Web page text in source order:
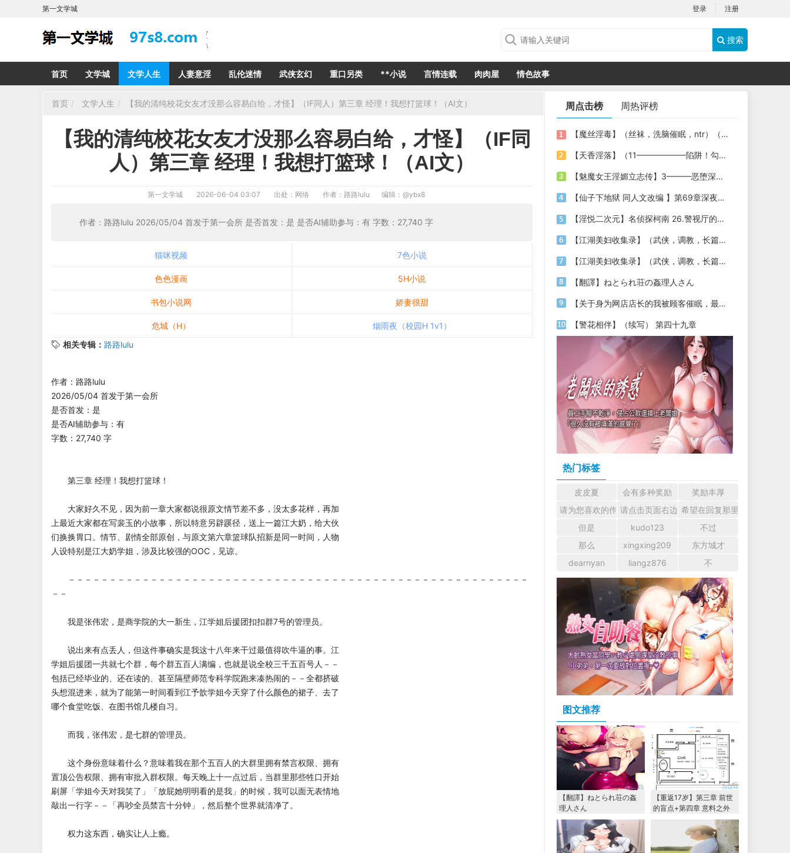
第一文学城 登录 注册
搜索
首页 文学城 文学人生 人妻意淫 乱伦迷情 武侠玄幻 重口另类 **小说 言情连载 肉肉屋 情色故事
首页 文学人生 【我的清纯校花女友才没那么容易白给，才怪】（IF同人）第三章 经理！我想打篮球！（AI文）
【我的清纯校花女友才没那么容易白给，才怪】（IF同
人）第三章 经理！我想打篮球！（AI文）
第一文学城 2026-06-04 03:07 出处：网络 作者：路路lulu 编辑： @ybx8
作者：路路lulu 2026/05/04 首发于第一会所 是否首发：是 是否AI辅助参与：有 字数：27,740 字
猫咪视频 7色小说
色色漫画 5H小说
书包小说网 娇妻很甜
危城（H）
烟雨夜（校园H 1v1）
相关专辑： 路路lulu
作者：路路lulu
2026/05/04 首发于第一会所
是否首发：是
是否AI辅助参与：有
字数：27,740 字
第三章 经理！我想打篮球！
大家好久不见，因为前一章大家都说很原文情节差不多，没太多花样，再加
上最近大家都在写裴玉的小故事，所以特意另辟蹊径，送上一篇江大奶，给大伙
们换换胃口。情节、剧情全部原创，与原文第六章篮球队招新是同一时间，人物
人设特别是江大奶学姐，涉及比较强的OOC，见谅。
－－－－－－－－－－－－－－－－－－－－－－－－－－－－－－－－－－－－－－－－－－－－－－－－－－－－－－－－
－－
我是张伟宏，是商学院的大一新生，江学姐后援团扣扣群7号的管理员。
说出来有点丢人，但这件事确实是我这十八年来干过最值得吹牛逼的事。江
学姐后援团一共就七个群，每个群五百人满编，也就是说全校三千五百号人－－
包括已经毕业的、还在读的、甚至隔壁师范专科学院跑来凑热闹的－－全都挤破
头想混进来，就为了能第一时间看到江予歆学姐今天穿了什么颜色的裙子、去了
哪个食堂吃饭、在图书馆几楼自习。
而我，张伟宏，是七群的管理员。
这个身份意味着什么？意味着我在那个五百人的大群里拥有禁言权限、拥有
置顶公告权限、拥有审批入群权限。每天晚上十一点过后，当群里那些牲口开始
刷屏「学姐今天对我笑了」「放屁她明明看的是我」的时候，我可以面无表情地
敲出一行字－－「再吵全员禁言十分钟」，然后整个世界就清净了。
权力这东西，确实让人上瘾。
周点击榜 周热评榜
【魔丝淫毒】（丝袜，洗脑催眠，ntr）（24）（我不想）
【天香淫落】（11——————陷阱！勾结的警局调教（下））
【魅魔女王淫媚立志传】3———恶堕深渊的开端
【仙子下地狱 同人文改编 】第69章深夜窥淫戏 交心与交性(二)(纯爱+各种情趣玩法)
【淫悦二次元】名侦探柯南 26.警视厅的隐藏淫娃
【江湖美妇收集录】（武侠，调教，长篇）（6）（师娘篇）
【江湖美妇收集录】（武侠，调教，长篇）（13）（下山历练篇）
【翻譯】ねとられ荘の姦理人さん
【关于身为网店店长的我被顾客催眠，最终堕落为丝袜发情母狗这件事】（18～20）
【警花相伴】（续写） 第四十九章
热门标签
皮皮夏 会有多种奖励
奖励丰厚
请为您喜欢的作者加油吧！ 认真回复交流
请点击页面右边的小手图标支持楼主。
希望在回复那里留下您的
但是
kudo123
不过
那么
xingxing209
东方城才
dearnyan
liangz876 不
图文推荐
【翻譯】ねとられ荘の姦
理人さん
【重返17岁】第三章 前世
的盲点+第四章 意料之外
的相认+番外篇（本文为女
主第一视角，两万字更